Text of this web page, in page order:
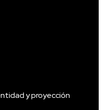
y proyección